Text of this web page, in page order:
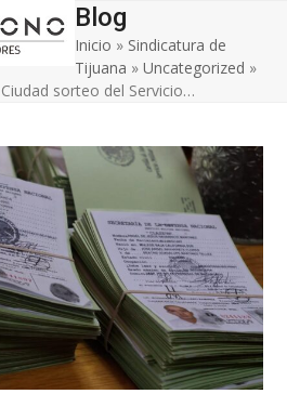
Blog
Inicio » Sindicatura de
Tijuana »Uncategorized »
sorteo del Servicio…